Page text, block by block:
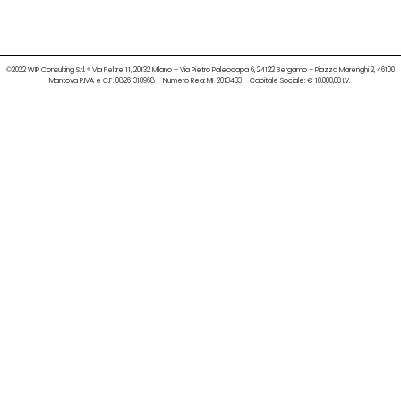
©2022 WIP Consulting S.r.l. ® Via Feltre 11, 20132 Milano – Via Pietro Paleocapa 6, 24122 Bergamo – Piazza Marenghi 2, 46100
Mantova P.IVA e C.F. 08261310968 – Numero Rea: MI-2013433 – Capitale Sociale: € 10.000,00 I.V.